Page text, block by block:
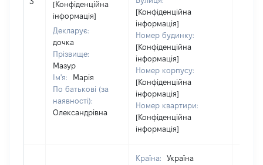
[Конфіденційна
інформація]
Декларує:
дочка
Прізвище:
Мазур
Ім'я:
Марія
По батькові (за
наявності):
Олександрівна
[Конфіденційна
інформація]
Номер будинку:
[Конфіденційна
інформація]
Номер корпусу:
[Конфіденційна
інформація]
Номер квартири:
[Конфіденційна
інформація]
Країна:
Україна